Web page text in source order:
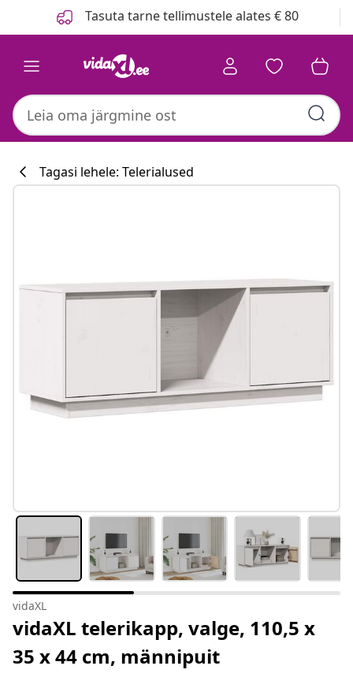
Tasuta tarne tellimustele alates € 80
#sharemevidaxl
Tagasi lehele: Telerialused
vidaXL
vidaXL telerikapp, valge, 110,5 x
35 x 44 cm, männipuit